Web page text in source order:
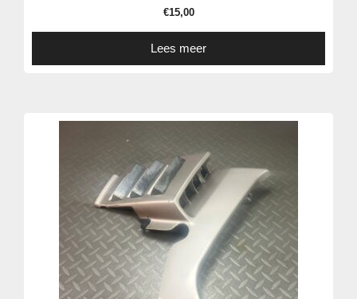
€15,00
Lees meer